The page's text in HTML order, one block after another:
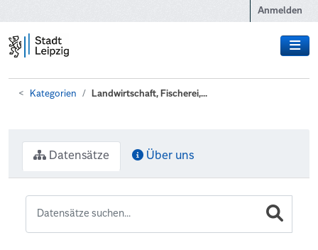
Anmelden
Kategorien Landwirtschaft, Fischerei,...
Datensätze Über uns